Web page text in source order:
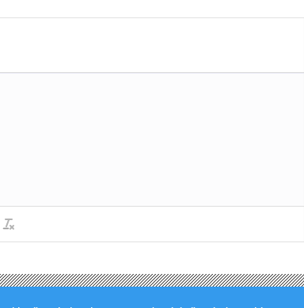
dijitalleşme vurgusu yapıldı